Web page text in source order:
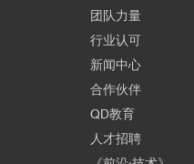
团队力量
行业认可
新闻中心
合作伙伴
QD教育
人才招聘